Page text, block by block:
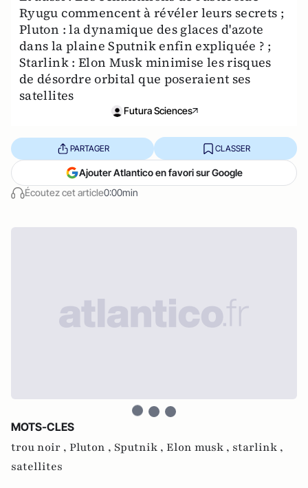
Ryugu commencent à révéler leurs secrets ;
Pluton : la dynamique des glaces d'azote
dans la plaine Sputnik enfin expliquée ? ;
Starlink : Elon Musk minimise les risques
de désordre orbital que poseraient ses
satellites
Futura Sciences
Écoutez cet article0:00min
PARTAGER CLASSER
Ajouter Atlantico en favori sur Google
MOTS-CLES
trou noir , Pluton , Sputnik , Elon musk , starlink ,
satellites